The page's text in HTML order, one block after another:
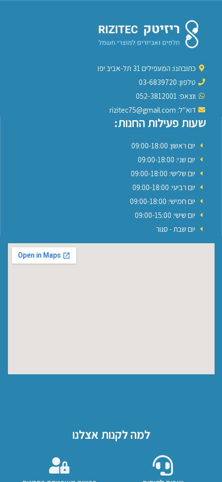
כתובתנו: המעפילים 31 תל-אביב יפו
טלפון: 03-6839720
ווצאפ: 052-3812001
דוא"ל: rizitec75@gmail.com
שעות פעילות החנות:
יום ראשון: 09:00-18:00
יום שני: 09:00-18:00
יום שלישי: 09:00-18:00
יום רביעי: 09:00-18:00
יום חמישי: 09:00-18:00
יום שישי: 09:00-15:00
יום שבת - סגור
למה לקנות אצלנו